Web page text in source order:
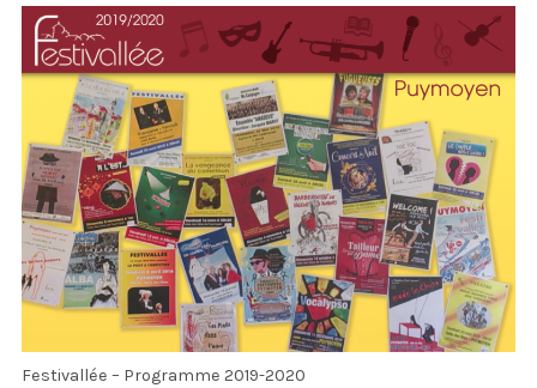
menu
NOS PARTENAIRES
NOUS CONTACTER
Festivallée – Programme 2019-2020